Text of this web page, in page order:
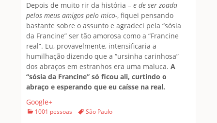
Depois de muito rir da história – e de ser zoada
pelos meus amigos pelo mico-, fiquei pensando
bastante sobre o assunto e agradeci pela “sósia
da Francine” ser tão amorosa como a “Francine
real”. Eu, provavelmente, intensificaria a
humilhação dizendo que a “ursinha carinhosa”
dos abraços em estranhos era uma maluca. A
“sósia da Francine” só ficou ali, curtindo o
abraço e esperando que eu caísse na real.
Google+
Categories
1001 pessoas TagsSão Paulo